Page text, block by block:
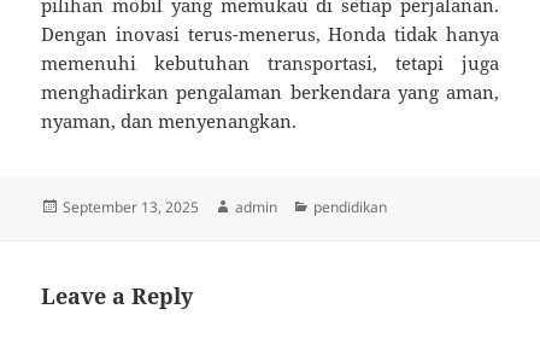
Dengan inovasi terus-menerus, Honda tidak hanya
memenuhi kebutuhan transportasi, tetapi juga
menghadirkan pengalaman berkendara yang aman,
nyaman, dan menyenangkan.
Posted
September 13, 2025 Author
admin Categories
pendidikan
Leave a Reply